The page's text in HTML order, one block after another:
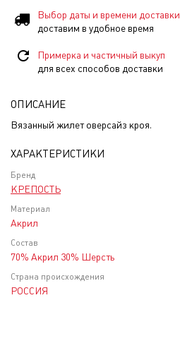
Выбор даты и времени доставки
доставим в удобное время
Примерка и частичный выкуп
для всех способов доставки
ОПИСАНИЕ
Вязанный жилет оверсайз кроя.
ХАРАКТЕРИСТИКИ
Бренд
КРЕПОСТЬ
Материал
Акрил
Состав
70% Акрил 30% Шерсть
Страна происхождения
РОССИЯ